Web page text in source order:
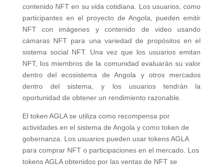
contenido NFT en su vida cotidiana. Los usuarios, como
participantes en el proyecto de Angola, pueden emitir
NFT con imágenes y contenido de video usando
cámaras NFT para una variedad de propósitos en el
sistema social NFT. Una vez que los usuarios emitan
NFT, los miembros de la comunidad evaluarán su valor
dentro del ecosistema de Angola y otros mercados
dentro del sistema, y los usuarios tendrán la
oportunidad de obtener un rendimiento razonable.
El token AGLA se utiliza como recompensa por
actividades en el sistema de Angola y como token de
gobernanza. Los usuarios pueden usar tokens AGLA
para comprar NFT o participaciones en el mercado. Los
tokens AGLA obtenidos por las ventas de NFT se